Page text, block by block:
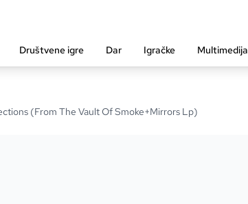
Društvene igre Dar Igračke Multimedija
(From The Vault Of Smoke+Mirrors Lp)